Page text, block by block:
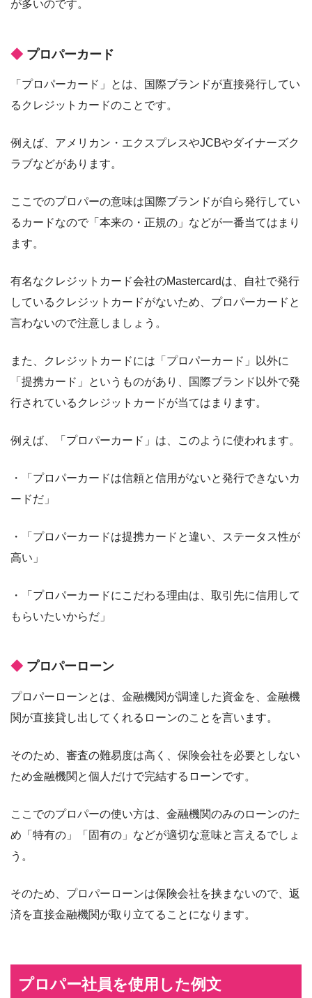
が多いのです。
プロパーカード
「プロパーカード」とは、国際ブランドが直接発行してい
るクレジットカードのことです。
例えば、アメリカン・エクスプレスやJCBやダイナーズク
ラブなどがあります。
ここでのプロパーの意味は国際ブランドが自ら発行してい
るカードなので「本来の・正規の」などが一番当てはまり
ます。
有名なクレジットカード会社のMastercardは、自社で発行
しているクレジットカードがないため、プロパーカードと
言わないので注意しましょう。
また、クレジットカードには「プロパーカード」以外に
「提携カード」というものがあり、国際ブランド以外で発
行されているクレジットカードが当てはまります。
例えば、「プロパーカード」は、このように使われます。
・「プロパーカードは信頼と信用がないと発行できないカ
ードだ」
・「プロパーカードは提携カードと違い、ステータス性が
高い」
・「プロパーカードにこだわる理由は、取引先に信用して
もらいたいからだ」
プロパーローン
プロパーローンとは、金融機関が調達した資金を、金融機
関が直接貸し出してくれるローンのことを言います。
そのため、審査の難易度は高く、保険会社を必要としない
ため金融機関と個人だけで完結するローンです。
ここでのプロパーの使い方は、金融機関のみのローンのた
め「特有の」「固有の」などが適切な意味と言えるでしょ
う。
そのため、プロパーローンは保険会社を挟まないので、返
済を直接金融機関が取り立てることになります。
プロパー社員を使用した例文